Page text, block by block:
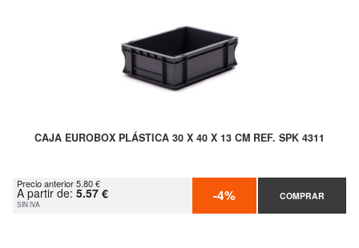
CAJA EUROBOX PLÁSTICA 30 X 40 X 13 CM REF. SPK 4311
Precio anterior 5.80 €
A partir de: 5.57 €
SIN IVA -4% COMPRAR